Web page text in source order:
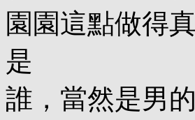
園園這點做得
是
誰，當然是男